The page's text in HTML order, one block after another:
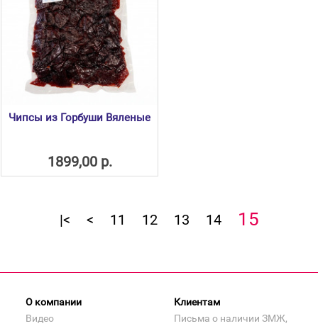
Чипсы из Горбуши Вяленые
1899,00 р.
|< < 11 12 13 14 15
О компании
Видео
Клиентам
Письма о наличии ЗМЖ,